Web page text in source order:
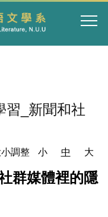
習_新聞和社
調整 小 中 大
群媒體裡的隱